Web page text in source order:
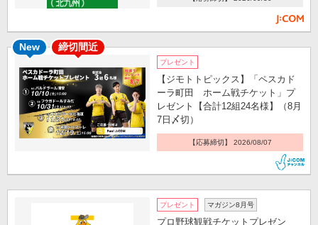
New 締切間近
プレゼント
【ジモトトピックス】「ペスカド
ーラ町田 ホーム戦チケット」プ
レゼント【合計12組24名様】（8月
7日〆切）
【応募締切】 2026/08/07
プレゼント マガジン8月号
プロ野球観戦チケットプレゼン